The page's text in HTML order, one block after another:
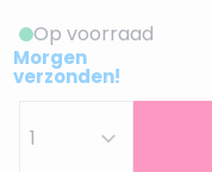
Op voorraad
Morgen
verzonden!